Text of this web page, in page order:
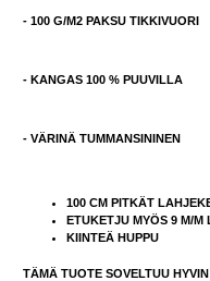
- 100 G/M2 PAKSU TIKKIVUORI
- KANGAS 100 % PUUVILLA
- VÄRINÄ TUMMANSININEN
100 CM PITKÄT
ETUKETJU MYÖS 9 M/
KIINTEÄ HUPPU
TÄMÄ TUOTE SOVELTUU